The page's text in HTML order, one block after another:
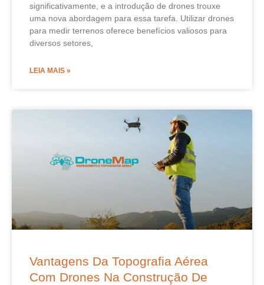
significativamente, e a introdução de drones trouxe
uma nova abordagem para essa tarefa. Utilizar drones
para medir terrenos oferece benefícios valiosos para
diversos setores,
LEIA MAIS »
Vantagens Da Topografia Aérea
Com Drones Na Construção De